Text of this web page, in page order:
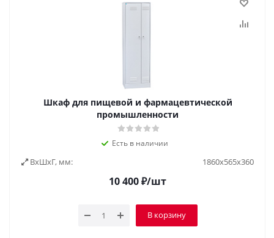
Шкаф для пищевой и фармацевтической
промышленности
Есть в наличии
ВxШxГ, мм: 1860х565х360
10 400₽/шт
В корзину